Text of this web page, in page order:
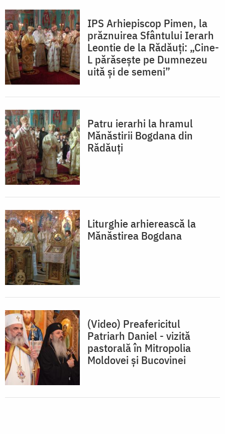
IPS Arhiepiscop Pimen, la
prăznuirea Sfântului Ierarh
Leontie de la Rădăuți: „Cine-
L părăseşte pe Dumnezeu
uită şi de semeni”
Patru ierarhi la hramul
Mănăstirii Bogdana din
Rădăuţi
Liturghie arhierească la
Mănăstirea Bogdana
(Video) Preafericitul
Patriarh Daniel - vizită
pastorală în Mitropolia
Moldovei și Bucovinei